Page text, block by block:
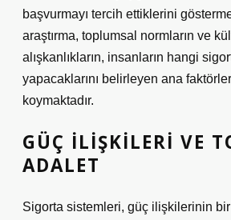
başvurmayı tercih ettiklerini
araştırma, toplumsal normların ve
alışkanlıkların, insanların hangi
yapacaklarını belirleyen ana
koymaktadır.
GÜÇ İLIŞKILERI VE
ADALET
Sigorta sistemleri, güç ilişkilerinin bir